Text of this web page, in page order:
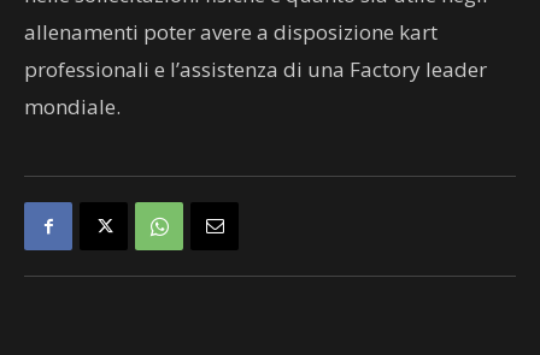
allenamenti poter avere a disposizione kart
professionali e l’assistenza di una Factory leader
mondiale.